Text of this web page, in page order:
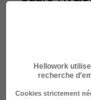
Voir l’offre
Hellowork
recherche
Cookies strictement